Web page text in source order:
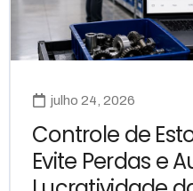
julho 24, 2026
Controle de
Evite Perdas e